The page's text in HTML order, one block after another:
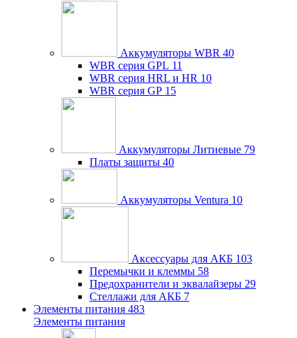
Аккумуляторы WBR 40
WBR серия GPL 11
WBR серия HRL и HR 10
WBR серия GP 15
Аккумуляторы Литиевые 79
Платы защиты 40
Аккумуляторы Ventura 10
Аксессуары для АКБ 103
Перемычки и клеммы 58
Предохранители и эквалайзеры 29
Стеллажи для АКБ 7
Элементы питания 483
Элементы питания